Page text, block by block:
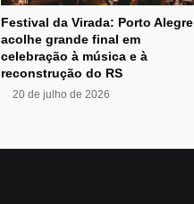
Festival da Virada: Porto Alegre
acolhe grande final em
celebração à música e à
reconstrução do RS
20 de julho de 2026